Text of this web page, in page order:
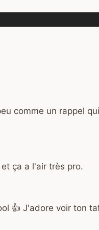
comme un rappel
ça a l'air très pro.
👍 J'adore voir ton